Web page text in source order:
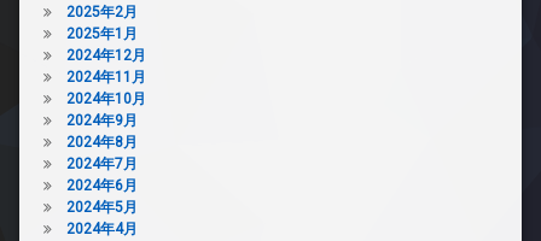
2025年2月
2025年1月
2024年12月
2024年11月
2024年10月
2024年9月
2024年8月
2024年7月
2024年6月
2024年5月
2024年4月